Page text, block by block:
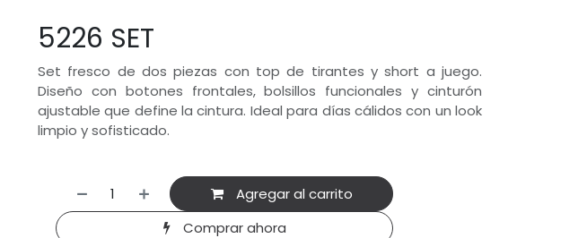
5226 SET
Set fresco de dos piezas con top de tirantes y short a juego.
Diseño con botones frontales, bolsillos funcionales y cinturón
ajustable que define la cintura. Ideal para días cálidos con un look
limpio y sofisticado.
Agregar al carrito
Comprar ahora